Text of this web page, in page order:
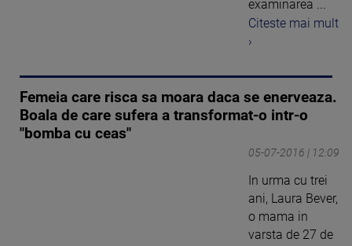
examinarea ...
Citeste mai mult
›
Femeia care risca sa moara daca se enerveaza.
Boala de care sufera a transformat-o intr-o
"bomba cu ceas"
05-07-2016 | 12:09
In urma cu trei
ani, Laura Bever,
o mama in
varsta de 27 de